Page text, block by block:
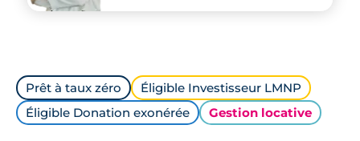
Prêt à taux zéro
Éligible Investisseur LMNP
Éligible Donation exonérée
Gestion locative